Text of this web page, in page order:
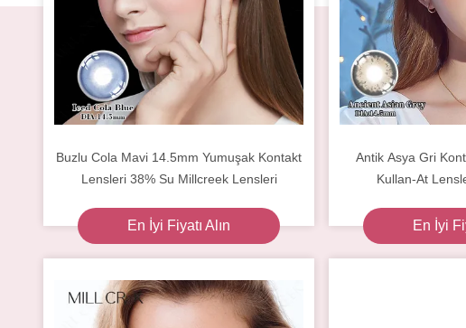
Buzlu Cola Mavi 14.5mm Yumuşak Kontakt
Lensleri 38% Su Millcreek Lensleri
En İyi Fiyatı Alın
Antik Asya Gri
Kullan-At
En İyi